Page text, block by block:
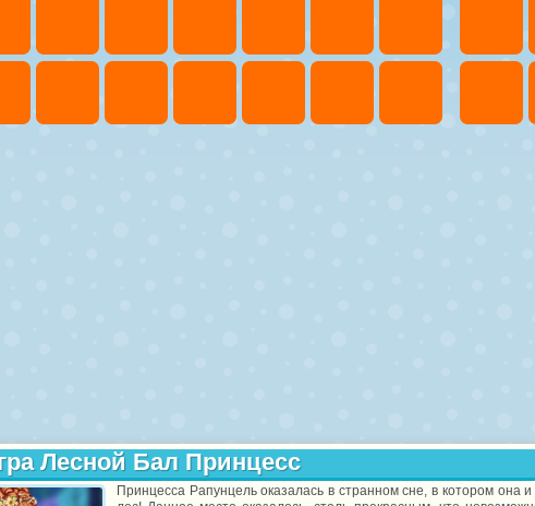
Лесной Бал Принцесс
Принцесса Рапунцель оказалась в странном сне, в котором она